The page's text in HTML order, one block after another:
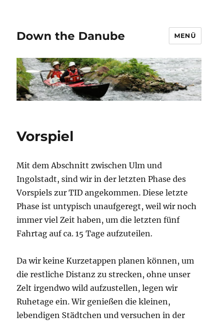
Down the Danube MENÜ
Vorspiel
Mit dem Abschnitt zwischen Ulm und
Ingolstadt, sind wir in der letzten Phase des
Vorspiels zur TID angekommen. Diese letzte
Phase ist untypisch unaufgeregt, weil wir noch
immer viel Zeit haben, um die letzten fünf
Fahrtag auf ca. 15 Tage aufzuteilen.
Da wir keine Kurzetappen planen können, um
die restliche Distanz zu strecken, ohne unser
Zelt irgendwo wild aufzustellen, legen wir
Ruhetage ein. Wir genießen die kleinen,
lebendigen Städtchen und versuchen in der